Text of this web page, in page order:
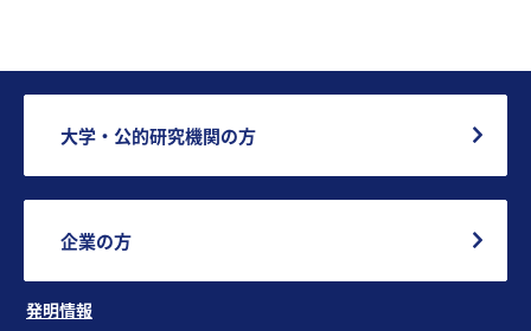
大学・公的研究機関の方
企業の方
発明情報